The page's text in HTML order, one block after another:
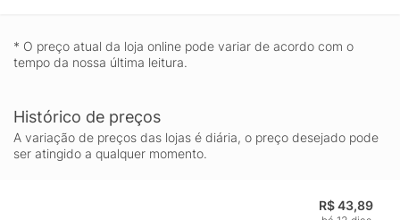
* O preço atual da loja online pode variar de acordo com o
tempo da nossa última leitura.
Histórico de preços
A variação de preços das lojas é diária, o preço desejado pode
ser atingido a qualquer momento.
R$ 43,89